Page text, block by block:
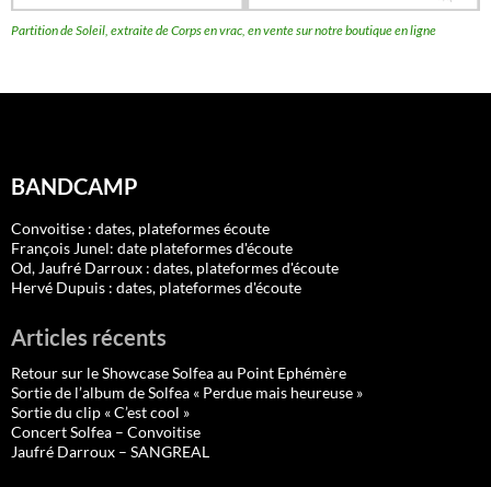
Partition de Soleil, extraite de Corps en vrac, en vente sur notre boutique en ligne
BANDCAMP
Convoitise : dates, plateformes écoute
François Junel: date plateformes d'écoute
Od, Jaufré Darroux : dates, plateformes d'écoute
Hervé Dupuis : dates, plateformes d'écoute
Articles récents
Retour sur le Showcase Solfea au Point Ephémère
Sortie de l’album de Solfea « Perdue mais heureuse »
Sortie du clip « C’est cool »
Concert Solfea – Convoitise
Jaufré Darroux – SANGREAL